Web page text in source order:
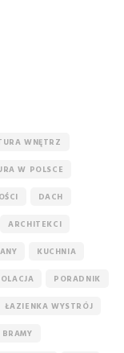
WNĘTRZ
W POLSCE
DACH
ARCHITEKCI
KUCHNIA
PORADNIK
ŁAZIENKA WYSTRÓJ
BRAMY